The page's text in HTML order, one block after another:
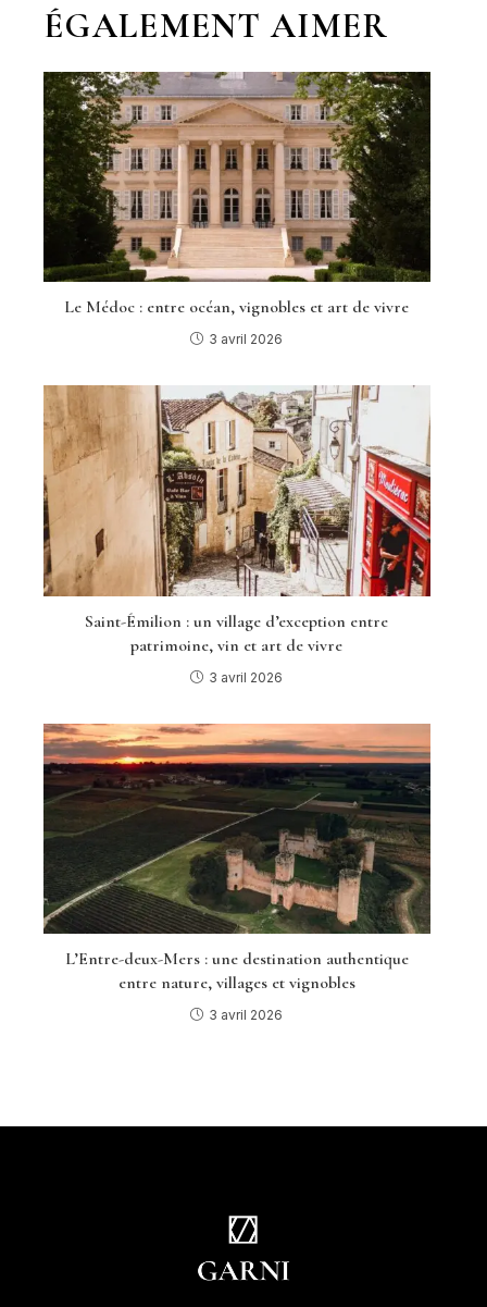
ÉGALEMENT AIMER
Le Médoc : entre océan, vignobles et art de vivre
3 avril 2026
Saint-Émilion : un village d’exception entre
patrimoine, vin et art de vivre
3 avril 2026
L’Entre-deux-Mers : une destination authentique
entre nature, villages et vignobles
3 avril 2026